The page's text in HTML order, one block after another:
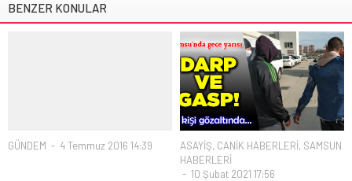
BENZER KONULAR
GÜNDEM 4 Temmuz 2016 14:39 ASAYİŞ, CANİK HABERLERİ, SAMSUN
HABERLERİ
10 Şubat 2021 17:56